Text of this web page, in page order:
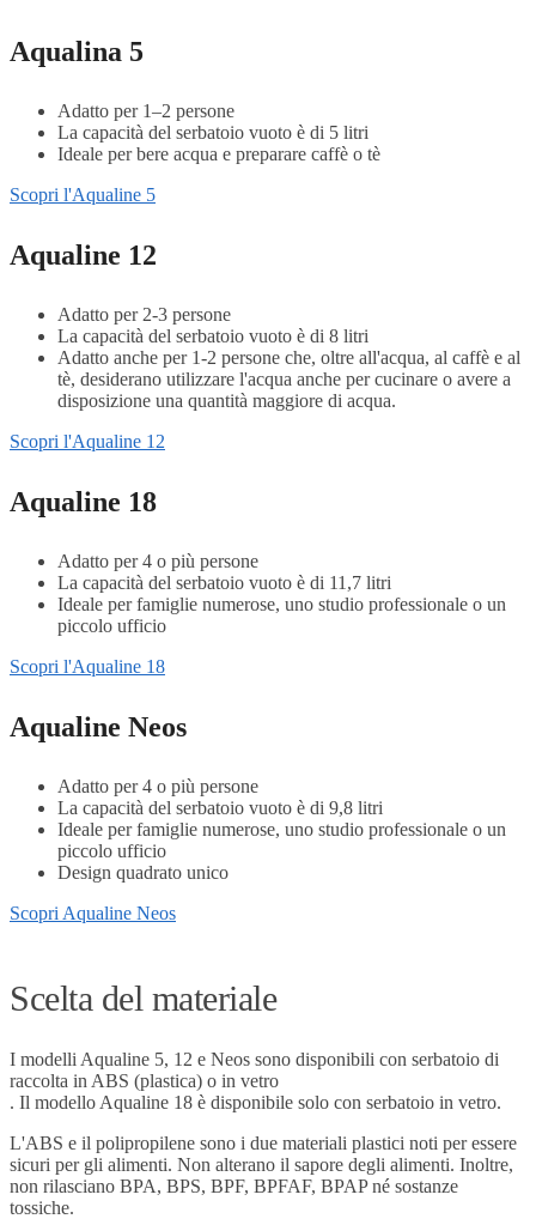
Aqualina 5
Adatto per 1–2 persone
La capacità del serbatoio vuoto è di 5 litri
Ideale per bere acqua e preparare caffè o tè
Scopri l'Aqualine 5
Aqualine 12
Adatto per 2-3 persone
La capacità del serbatoio vuoto è di 8 litri
Adatto anche per 1-2 persone che, oltre all'acqua, al caffè e al
tè, desiderano utilizzare l'acqua anche per cucinare o avere a
disposizione una quantità maggiore di acqua.
Scopri l'Aqualine 12
Aqualine 18
Adatto per 4 o più persone
La capacità del serbatoio vuoto è di 11,7 litri
Ideale per famiglie numerose, uno studio professionale o un
piccolo ufficio
Scopri l'Aqualine 18
Aqualine Neos
Adatto per 4 o più persone
La capacità del serbatoio vuoto è di 9,8 litri
Ideale per famiglie numerose, uno studio professionale o un
piccolo ufficio
Design quadrato unico
Scopri Aqualine Neos
Scelta del materiale
I modelli Aqualine 5, 12 e Neos sono disponibili con serbatoio di
raccolta in ABS (plastica) o in vetro
. Il modello Aqualine 18 è disponibile solo con serbatoio in vetro.
L'ABS e il polipropilene sono i due materiali plastici noti per essere
sicuri per gli alimenti. Non alterano il sapore degli alimenti. Inoltre,
non rilasciano BPA, BPS, BPF, BPFAF, BPAP né sostanze
tossiche.